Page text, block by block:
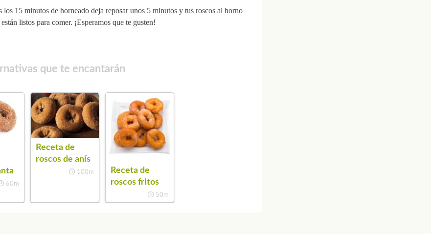
los 15 minutos de horneado deja reposar unos 5 minutos y tus roscos al horno
están listos para comer. ¡Esperamos que te gusten!
que te encantarán
60m
Receta de
roscos de anís
100m
Receta de
roscos fritos
50m